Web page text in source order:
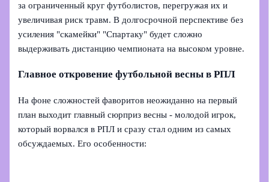
за ограниченный круг футболистов, перегружая их и
увеличивая риск травм. В долгосрочной перспективе без
усиления "скамейки" "Спартаку" будет сложно
выдерживать дистанцию чемпионата на высоком уровне.
Главное откровение футбольной весны в РПЛ
На фоне сложностей фаворитов неожиданно на первый
план выходит главный сюрприз весны - молодой игрок,
который ворвался в РПЛ и сразу стал одним из самых
обсуждаемых. Его особенности: